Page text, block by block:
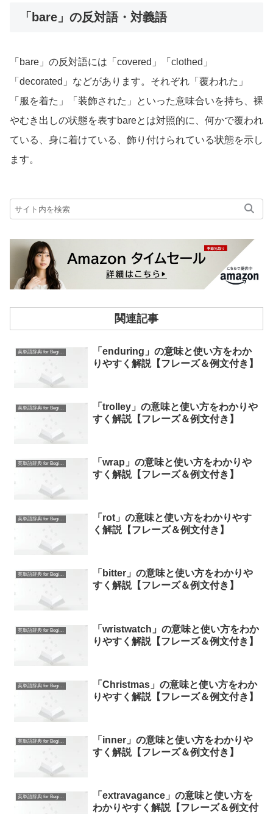
「bare」の反対語・対義語
「bare」の反対語には「covered」「clothed」
「decorated」などがあります。それぞれ「覆われた」
「服を着た」「装飾された」といった意味合いを持ち、裸
やむき出しの状態を表すbareとは対照的に、何かで覆われ
ている、身に着けている、飾り付けられている状態を示し
ます。
関連記事
英単語辞典 for Beginners
「enduring」の意味と使い方をわか
りやすく解説【フレーズ＆例文付き】
英単語辞典 for Beginners
「trolley」の意味と使い方をわかりや
すく解説【フレーズ＆例文付き】
英単語辞典 for Beginners
「wrap」の意味と使い方をわかりや
すく解説【フレーズ＆例文付き】
英単語辞典 for Beginners
「rot」の意味と使い方をわかりやす
く解説【フレーズ＆例文付き】
英単語辞典 for Beginners
「bitter」の意味と使い方をわかりや
すく解説【フレーズ＆例文付き】
英単語辞典 for Beginners
「wristwatch」の意味と使い方をわか
りやすく解説【フレーズ＆例文付き】
英単語辞典 for Beginners
「Christmas」の意味と使い方をわか
りやすく解説【フレーズ＆例文付き】
英単語辞典 for Beginners
「inner」の意味と使い方をわかりや
すく解説【フレーズ＆例文付き】
英単語辞典 for Beginners
「extravagance」の意味と使い方を
わかりやすく解説【フレーズ＆例文付